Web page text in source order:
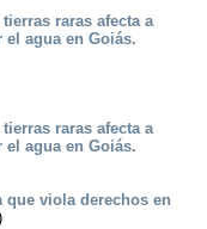
raras afecta a
agua en Goiás.
raras afecta a
agua en Goiás.
viola derechos en